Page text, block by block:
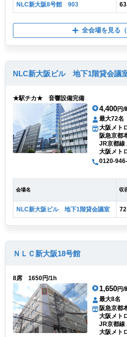
NLC新大阪8号館 903 63
全会場を見る
NLC新大阪ビル 地下1階貸会議
★駅チカ★ 音響設備完備
4,400円/
最大72名
大阪メト
阪急京都
JR京都線
大阪メト
0120-
会場名 収
NLC新大阪ビル 地下1階貸会議室 72
ＮＬＣ新大阪18号館
8席 1650円/1h
1,650円/
最大8名
阪急京都
大阪メト
JR京都線
大阪メト